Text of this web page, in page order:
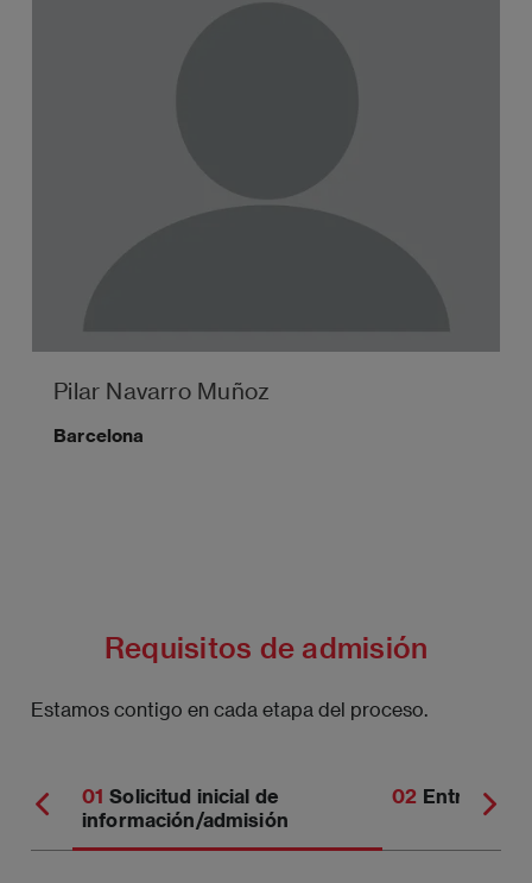
Pilar Navarro Muñoz
Barcelona
Requisitos de admisión
Estamos contigo en cada etapa del proceso.
Solicitud inicial de
información/admisión
Entrevista